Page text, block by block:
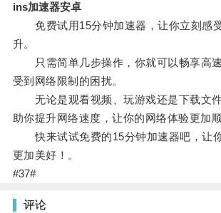
ins加速器安卓
免费试用15分钟加速器，让你立刻感
升。
只需简单几步操作，你就可以畅享高
受到网络限制的困扰。
无论是观看视频、玩游戏还是下载文
助你提升网络速度，让你的网络体验更加
快来试试免费的15分钟加速器吧，让
更加美好！。
#37#
评论